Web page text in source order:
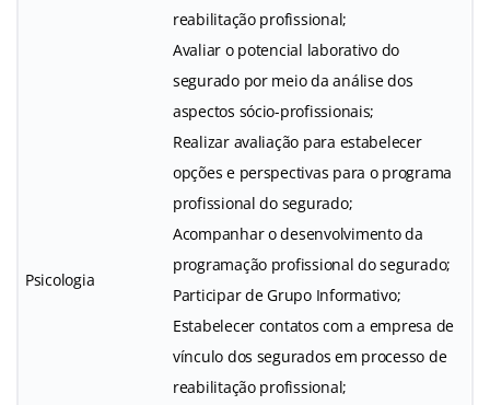
Psicologia
reabilitação profissional;
Avaliar o potencial laborativo do
segurado por meio da análise dos
aspectos sócio-profissionais;
Realizar avaliação para estabelecer
opções e perspectivas para o programa
profissional do segurado;
Acompanhar o desenvolvimento da
programação profissional do segurado;
Participar de Grupo Informativo;
Estabelecer contatos com a empresa de
vínculo dos segurados em processo de
reabilitação profissional;